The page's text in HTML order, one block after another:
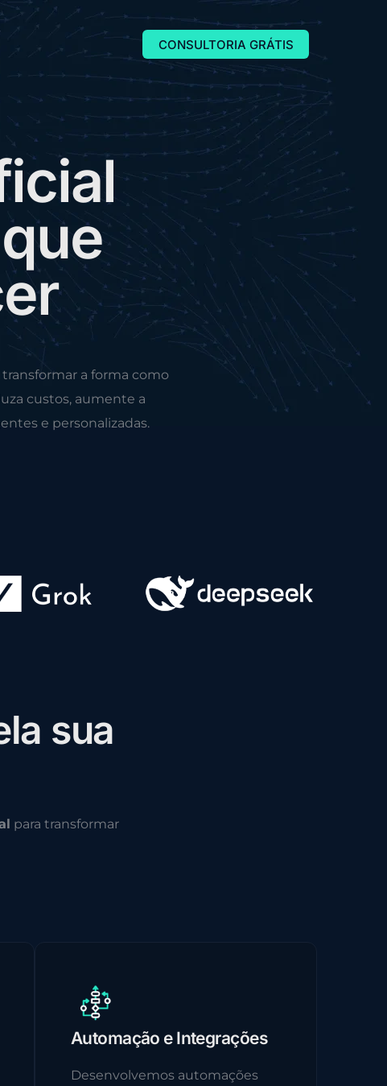
CONSULTORIA GRÁTIS
icial
que
er
transformar a forma como
custos, aumente a
e personalizadas.
la sua
para transformar
Automação e Integrações
Desenvolvemos automações